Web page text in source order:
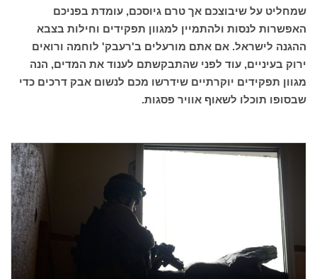
שמחליט על שיבוצכם אך טרם גיוסכם, עומדת בפניכם
האפשרות לנסות ולהתמיין למגוון תפקידים וחילות בצבא
ההגנה לישראל. אם אתם מורעלים ב'רעבק' לוחמה ורואים
ירוק בעיניים, עוד לפני שהתבקשתם לענוד את המדים, הנה
מגוון תפקידים יוקרתיים שידרשו מכם לנשום אבק דרכים כדי
שבסופו תוכלו לשאוף אוויר פסגות.